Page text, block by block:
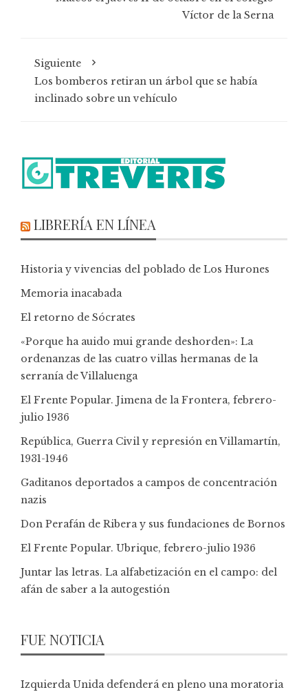
Víctor de la Serna
Siguiente
Los bomberos retiran un árbol que se había
inclinado sobre un vehículo
LIBRERÍA EN LÍNEA
Historia y vivencias del poblado de Los Hurones
Memoria inacabada
El retorno de Sócrates
«Porque ha auido mui grande deshorden»: La
ordenanzas de las cuatro villas hermanas de la
serranía de Villaluenga
El Frente Popular. Jimena de la Frontera, febrero-
julio 1936
República, Guerra Civil y represión en Villamartín,
1931-1946
Gaditanos deportados a campos de concentración
nazis
Don Perafán de Ribera y sus fundaciones de Bornos
El Frente Popular. Ubrique, febrero-julio 1936
Juntar las letras. La alfabetización en el campo: del
afán de saber a la autogestión
FUE NOTICIA
Izquierda Unida defenderá en pleno una moratoria